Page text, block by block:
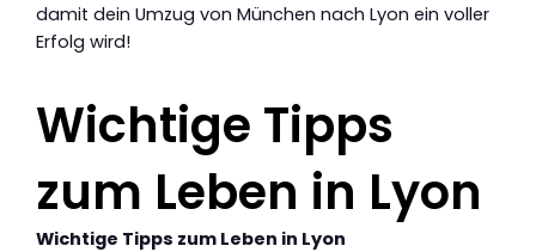
damit dein Umzug von München nach Lyon ein voller
Erfolg wird!
Wichtige Tipps
zum Leben in Lyon
Wichtige Tipps zum Leben in Lyon